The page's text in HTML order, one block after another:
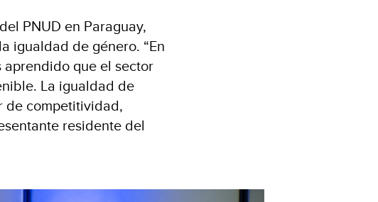
PNUD en Paraguay,
igualdad de género. “En
aprendido que el sector
La igualdad de
de competitividad,
residente del